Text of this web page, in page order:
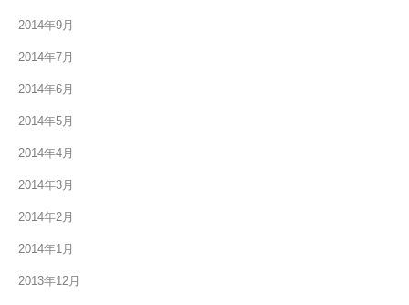
2014年9月
2014年7月
2014年6月
2014年5月
2014年4月
2014年3月
2014年2月
2014年1月
2013年12月